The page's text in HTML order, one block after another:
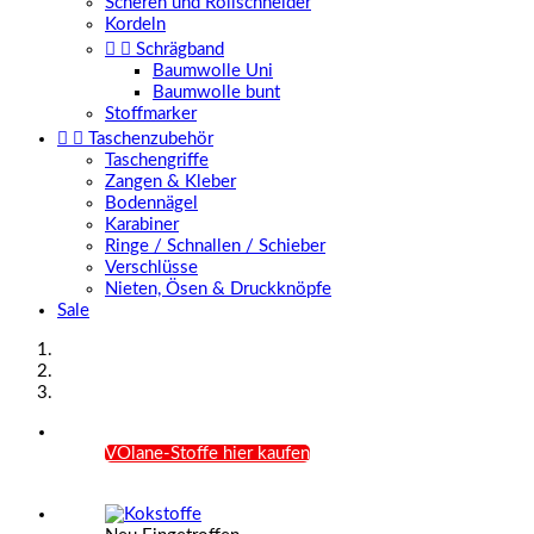
Kordeln
  Schrägband
Baumwolle Uni
Baumwolle bunt
Stoffmarker
 
Taschenzubehör
Taschengriffe
Zangen & Kleber
Bodennägel
Karabiner
Ringe / Schnallen / Schieber
Verschlüsse
Nieten, Ösen & Druckknöpfe
Sale
VOlane-Stoffe hier kaufen